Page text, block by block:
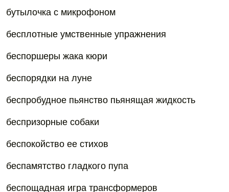
бутылочка с микрофоном
бесплотные умственные упражнения
беспоршеры жака кюри
беспорядки на луне
беспробудное пьянство пьянящая жидкость
беспризорные собаки
беспокойство ее стихов
беспамятство гладкого пупа
беспощадная игра трансформеров